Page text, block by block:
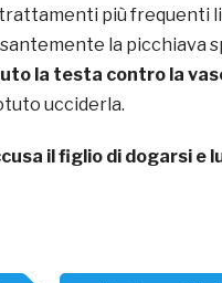
più frequenti
la picchiava
la testa contro la
ucciderla.
il figlio di dogarsi e